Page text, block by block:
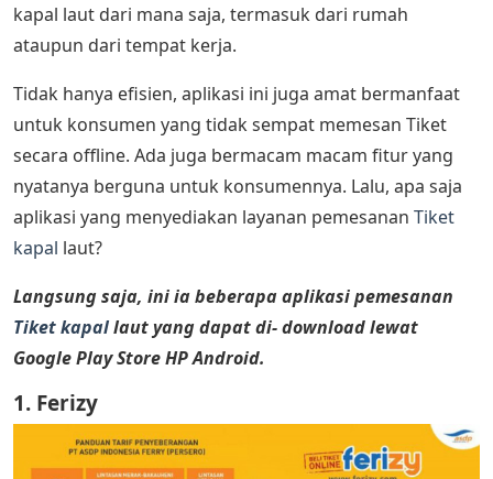
kapal laut dari mana saja, termasuk dari rumah
ataupun dari tempat kerja.
Tidak hanya efisien, aplikasi ini juga amat bermanfaat
untuk konsumen yang tidak sempat memesan Tiket
secara offline. Ada juga bermacam macam fitur yang
nyatanya berguna untuk konsumennya. Lalu, apa saja
aplikasi yang menyediakan layanan pemesanan Tiket
kapal laut?
Langsung saja, ini ia beberapa aplikasi pemesanan
Tiket kapallaut yang dapat di- download lewat
Google Play Store HP Android.
1. Ferizy